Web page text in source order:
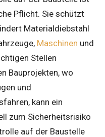
Pflicht. Sie schützt
Materialdiebstahl
Maschinen und
Stellen
Bauprojekten, wo
und
kann ein
zum Sicherheitsrisiko
auf der Baustelle